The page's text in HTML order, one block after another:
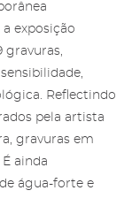
exposição
gravuras,
Reflectindo
pela artista
gravuras em
ainda
água-forte e